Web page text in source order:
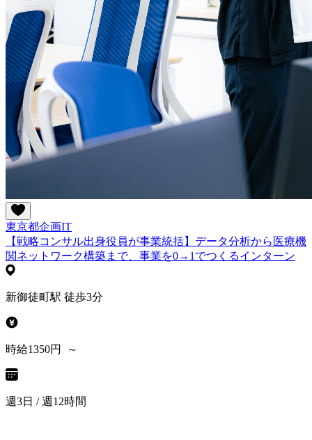
東京都企画IT
【戦略コンサル出身役員が事業統括】データ分析から医療機
関ネットワーク構築まで、事業を0→1でつくるインターン
新御徒町駅 徒歩3分
時給1350円 ～
週3日 / 週12時間